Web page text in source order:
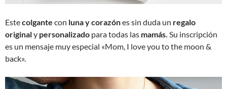
Estecolgante con luna y corazónes sin duda un regalo
originaly personalizado para todas las mamás. Su inscripción
es un mensaje muy especial «Mom, I love you to the moon &
back».